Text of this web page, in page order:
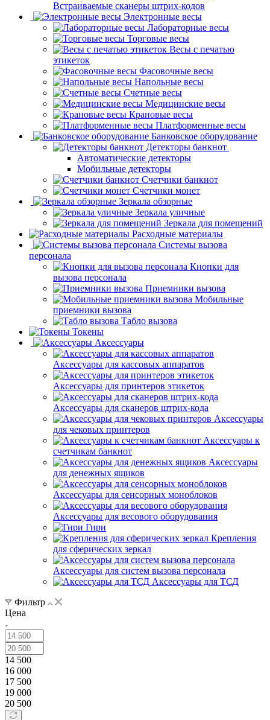
Встраиваемые сканеры штрих-кодов
Электронные весы
Лабораторные весы
Торговые весы
Весы с печатью
этикеток
Фасовочные весы
Напольные весы
Счетные весы
Медицинские весы
Крановые весы
Платформенные весы
Банковское оборудование
Детекторы банкнот
Автоматические детекторы
Мобильные детекторы
Счетчики банкнот
Счетчики монет
Зеркала обзорные
Зеркала уличные
Зеркала для помещений
Расходные материалы
Системы вызова
персонала
Кнопки для
вызова персонала
Приемники вызова
Мобильные
приемники вызова
Табло вызова
Токены
Аксессуары
Аксессуары для кассовых аппаратов
Аксессуары для принтеров этикеток
Аксессуары для сканеров штрих-кода
Аксессуары
для чековых принтеров
Аксессуары к
счетчикам банкнот
Аксессуары
для денежных ящиков
Аксессуары для сенсорных моноблоков
Аксессуары для весового оборудования
Гири
Крепления
для сферических зеркал
Аксессуары для систем вызова персонала
Аксессуары для ТСД
Фильтр
Цена
14 500
16 000
17 500
19 000
20 500